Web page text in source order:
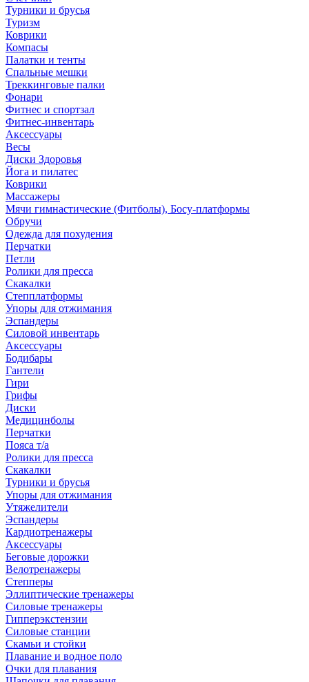
Турники и брусья
Туризм
Коврики
Компасы
Палатки и тенты
Спальные мешки
Треккинговые палки
Фонари
Фитнес и спортзал
Фитнес-инвентарь
Аксессуары
Весы
Диски Здоровья
Йога и пилатес
Коврики
Массажеры
Мячи гимнастические (Фитболы), Босу-платформы
Обручи
Одежда для похудения
Перчатки
Петли
Ролики для пресса
Скакалки
Степплатформы
Упоры для отжимания
Эспандеры
Силовой инвентарь
Аксессуары
Бодибары
Гантели
Гири
Грифы
Диски
Медицинболы
Перчатки
Пояса т/а
Ролики для пресса
Скакалки
Турники и брусья
Упоры для отжимания
Утяжелители
Эспандеры
Кардиотренажеры
Аксессуары
Беговые дорожки
Велотренажеры
Степперы
Эллиптические тренажеры
Силовые тренажеры
Гипперэкстензии
Силовые станции
Скамьи и стойки
Плавание и водное поло
Очки для плавания